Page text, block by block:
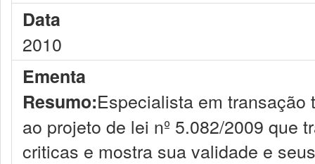
Data
2010
Ementa
Resumo:Especialista em
ao projeto de lei nº 5.082/2009 que
criticas e mostra sua validade e